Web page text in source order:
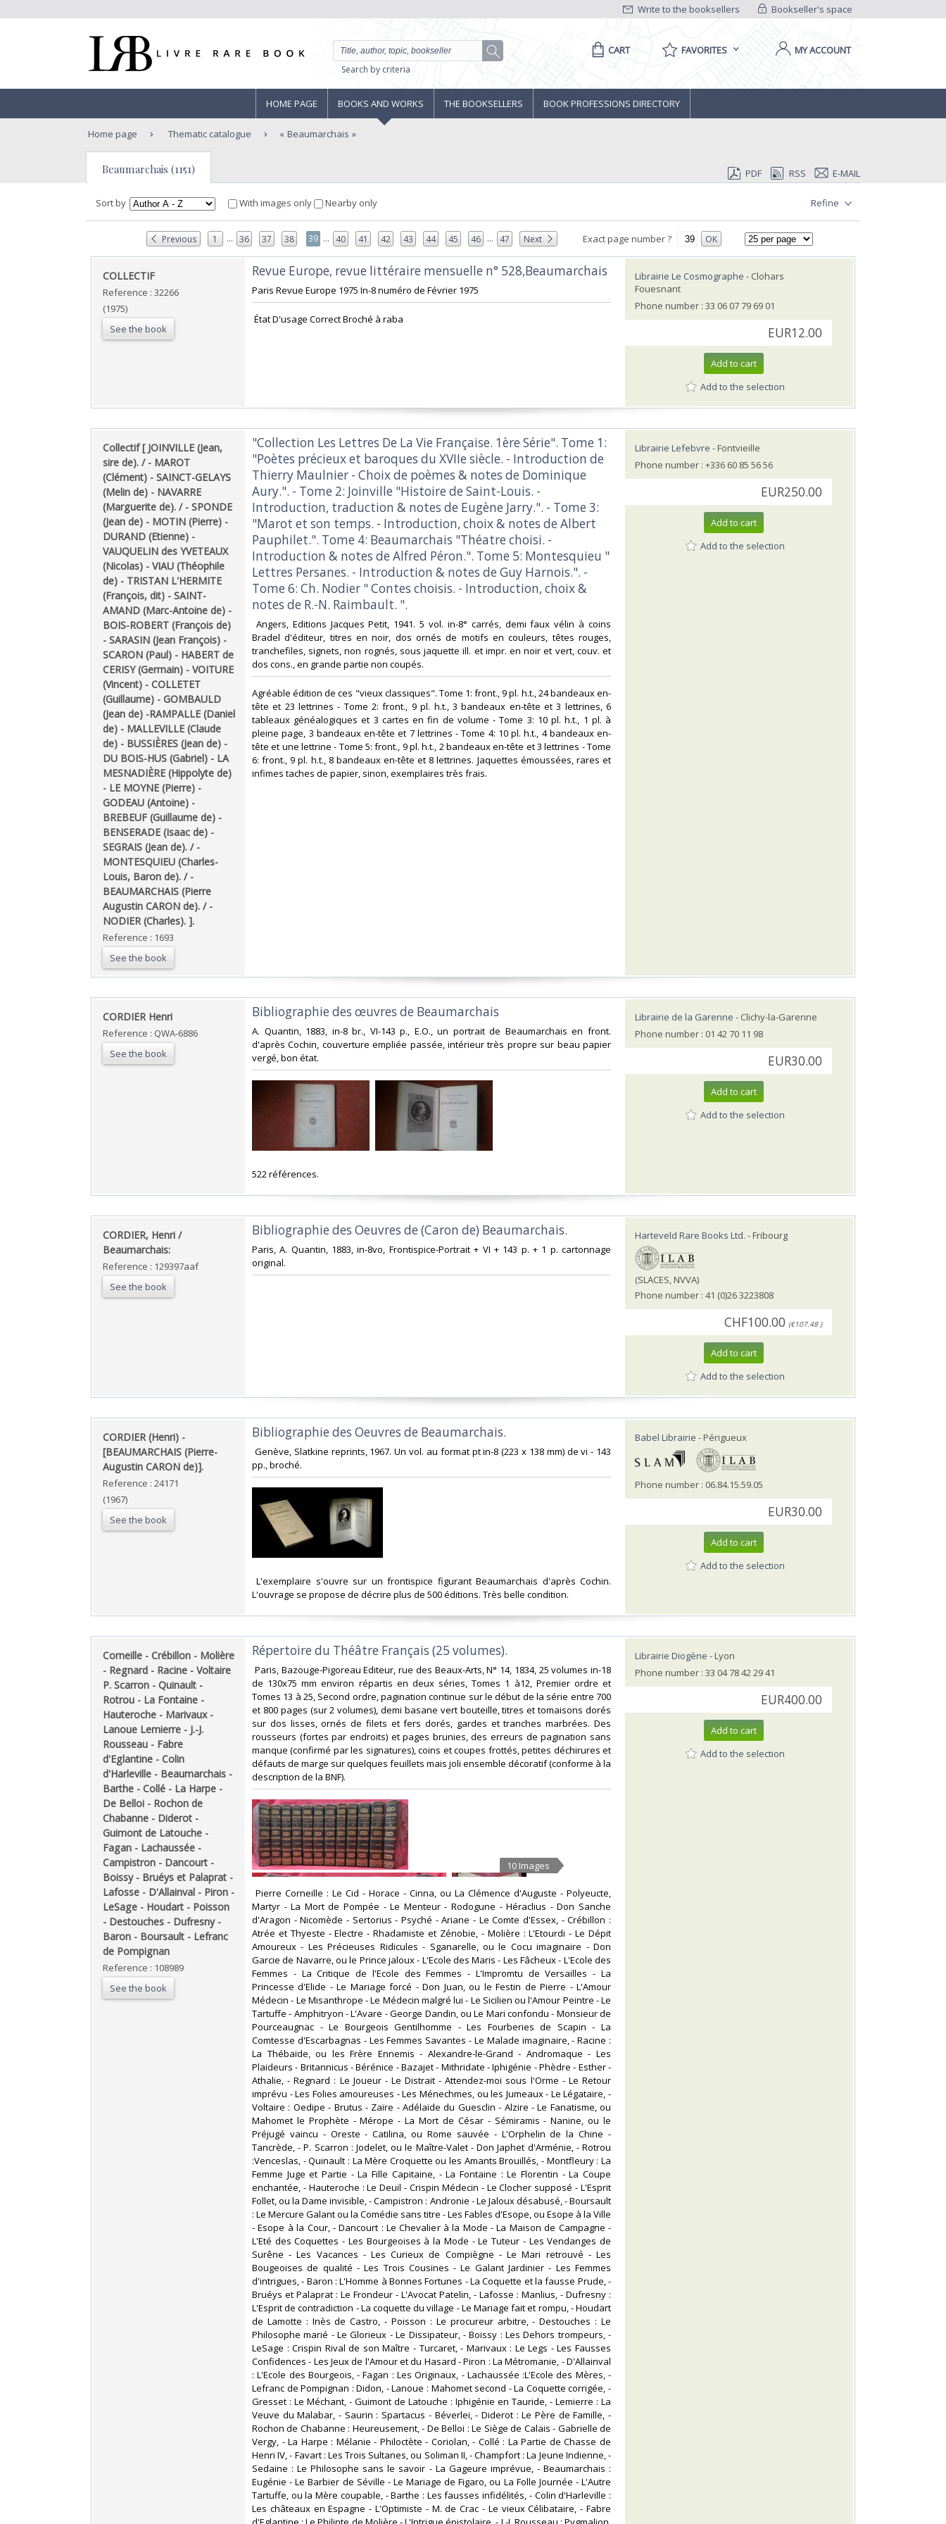
Bookseller's space
Write to the booksellers
Search by criteria
CART FAVORITES MY ACCOUNT
HOME PAGE BOOKS AND WORKS THE BOOKSELLERS BOOK PROFESSIONS DIRECTORY
Home page Thematic catalogue Beaumarchais
Beaumarchais (1151) PDF RSS E-MAIL
Sort by With images only Nearby only Refine
Previous 1 ... 36 37 38 39 ... 40 41 42 43 44 45 46 ... 47 Next Exact page number ? OK
‎COLLECTIF‎
Reference : 32266
(1975)
See the book
‎Revue Europe, revue littéraire mensuelle n° 528,Beaumarchais‎
‎Paris Revue Europe 1975 In-8 numéro de Février 1975‎
‎ État D'usage Correct Broché à raba‎
Librairie Le Cosmographe - Clohars
Fouesnant
Phone number : 33 06 07 79 69 01
EUR12.00
Add to cart
Add to the selection
‎Collectif [ JOINVILLE (Jean,
sire de). / - MAROT
(Clément) - SAINCT-GELAYS
(Melin de) - NAVARRE
(Marguerite de). / - SPONDE
(Jean de) - MOTIN (Pierre) -
DURAND (Etienne) -
VAUQUELIN des YVETEAUX
(Nicolas) - VIAU (Théophile
de) - TRISTAN L'HERMITE
(François, dit) - SAINT-
AMAND (Marc-Antoine de) -
BOIS-ROBERT (François de)
- SARASIN (Jean François) -
SCARON (Paul) - HABERT de
CERISY (Germain) - VOITURE
(Vincent) - COLLETET
(Guillaume) - GOMBAULD
(Jean de) -RAMPALLE (Daniel
de) - MALLEVILLE (Claude
de) - BUSSIÈRES (Jean de) -
DU BOIS-HUS (Gabriel) - LA
MESNADIÈRE (Hippolyte de)
- LE MOYNE (Pierre) -
GODEAU (Antoine) -
BREBEUF (Guillaume de) -
BENSERADE (Isaac de) -
SEGRAIS (Jean de). / -
MONTESQUIEU (Charles-
Louis, Baron de). / -
BEAUMARCHAIS (Pierre
Augustin CARON de). / -
NODIER (Charles). ]. ‎
Reference : 1693
See the book
‎"Collection Les Lettres De La Vie Française. 1ère Série". Tome 1:
"Poètes précieux et baroques du XVIIe siècle. - Introduction de
Thierry Maulnier - Choix de poèmes & notes de Dominique
Aury.". - Tome 2: Joinville "Histoire de Saint-Louis. -
Introduction, traduction & notes de Eugène Jarry.". - Tome 3:
"Marot et son temps. - Introduction, choix & notes de Albert
Pauphilet.". Tome 4: Beaumarchais "Théatre choisi. -
Introduction & notes de Alfred Péron.". Tome 5: Montesquieu "
Lettres Persanes. - Introduction & notes de Guy Harnois.". -
Tome 6: Ch. Nodier " Contes choisis. - Introduction, choix &
notes de R.-N. Raimbault. ". ‎
‎ Angers, Editions Jacques Petit, 1941. 5 vol. in-8° carrés, demi faux vélin à coins
Bradel d'éditeur, titres en noir, dos ornés de motifs en couleurs, têtes rouges,
tranchefiles, signets, non rognés, sous jaquette ill. et impr. en noir et vert, couv. et
dos cons., en grande partie non coupés. ‎
‎Agréable édition de ces "vieux classiques". Tome 1: front., 9 pl. h.t., 24 bandeaux en-
tête et 23 lettrines - Tome 2: front., 9 pl. h.t., 3 bandeaux en-tête et 3 lettrines, 6
tableaux généalogiques et 3 cartes en fin de volume - Tome 3: 10 pl. h.t., 1 pl. à
pleine page, 3 bandeaux en-tête et 7 lettrines - Tome 4: 10 pl. h.t., 4 bandeaux en-
tête et une lettrine - Tome 5: front., 9 pl. h.t., 2 bandeaux en-tête et 3 lettrines - Tome
6: front., 9 pl. h.t., 8 bandeaux en-tête et 8 lettrines. Jaquettes émoussées, rares et
infimes taches de papier, sinon, exemplaires très frais. ‎
Librairie Lefebvre - Fontvieille
Phone number : +336 60 85 56 56
EUR250.00
Add to cart
Add to the selection
‎CORDIER Henri ‎
Reference : QWA-6886
See the book
‎Bibliographie des œuvres de Beaumarchais ‎
‎A. Quantin, 1883, in-8 br., VI-143 p., E.O., un portrait de Beaumarchais en front.
d'après Cochin, couverture empliée passée, intérieur très propre sur beau papier
vergé, bon état. ‎
‎522 références. ‎
Librairie de la Garenne - Clichy-la-Garenne
Phone number : 01 42 70 11 98
EUR30.00
Add to cart
Add to the selection
‎CORDIER, Henri /
Beaumarchais:‎
Reference : 129397aaf
See the book
‎Bibliographie des Oeuvres de (Caron de) Beaumarchais.‎
‎Paris, A. Quantin, 1883, in-8vo, Frontispice-Portrait + VI + 143 p. + 1 p. cartonnage
original.‎
Harteveld Rare Books Ltd. - Fribourg
(SLACES, NVVA)
Phone number : 41 (0)26 3223808
CHF100.00 (€107.48 )
Add to cart
Add to the selection
‎CORDIER (Henri) -
[BEAUMARCHAIS (Pierre-
Augustin CARON de)].‎
Reference : 24171
(1967)
See the book
‎Bibliographie des Oeuvres de Beaumarchais.‎
‎ Genève, Slatkine reprints, 1967. Un vol. au format pt in-8 (223 x 138 mm) de vi - 143
pp., broché.‎
‎ L'exemplaire s'ouvre sur un frontispice figurant Beaumarchais d'après Cochin.
L'ouvrage se propose de décrire plus de 500 éditions. Très belle condition. ‎
Babel Librairie - Périgueux
Phone number : 06.84.15.59.05
EUR30.00
Add to cart
Add to the selection
‎Corneille - Crébillon - Molière
- Regnard - Racine - Voltaire
P. Scarron - Quinault -
Rotrou - La Fontaine -
Hauteroche - Marivaux -
Lanoue Lemierre - J.-J.
Rousseau - Fabre
d'Eglantine - Colin
d'Harleville - Beaumarchais -
Barthe - Collé - La Harpe -
De Belloi - Rochon de
Chabanne - Diderot -
Guimont de Latouche -
Fagan - Lachaussée -
Campistron - Dancourt -
Boissy - Bruéys et Palaprat -
Lafosse - D'Allainval - Piron -
LeSage - Houdart - Poisson
- Destouches - Dufresny -
Baron - Boursault - Lefranc
de Pompignan‎
Reference : 108989
See the book
‎Répertoire du Théâtre Français (25 volumes).‎
‎ Paris, Bazouge-Pigoreau Editeur, rue des Beaux-Arts, N° 14, 1834, 25 volumes in-18
de 130x75 mm environ répartis en deux séries, Tomes 1 à12, Premier ordre et
Tomes 13 à 25, Second ordre, pagination continue sur le début de la série entre 700
et 800 pages (sur 2 volumes), demi basane vert bouteille, titres et tomaisons dorés
sur dos lisses, ornés de filets et fers dorés, gardes et tranches marbrées. Des
rousseurs (fortes par endroits) et pages brunies, des erreurs de pagination sans
manque (confirmé par les signatures), coins et coupes frottés, petites déchirures et
défauts de marge sur quelques feuillets mais joli ensemble décoratif (conforme à la
description de la BNF).‎
10 Images
‎ Pierre Corneille : Le Cid - Horace - Cinna, ou La Clémence d'Auguste - Polyeucte,
Martyr - La Mort de Pompée - Le Menteur - Rodogune - Héraclius - Don Sanche
d'Aragon - Nicomède - Sertorius - Psyché - Ariane - Le Comte d'Essex, - Crébillon :
Atrée et Thyeste - Electre - Rhadamiste et Zénobie, - Molière : L'Etourdi - Le Dépit
Amoureux - Les Précieuses Ridicules - Sganarelle, ou le Cocu imaginaire - Don
Garcie de Navarre, ou le Prince jaloux - L'Ecole des Maris - Les Fâcheux - L'Ecole des
Femmes - La Critique de l'Ecole des Femmes - L'Impromtu de Versailles - La
Princesse d'Elide - Le Mariage forcé - Don Juan, ou le Festin de Pierre - L'Amour
Médecin - Le Misanthrope - Le Médecin malgré lui - Le Sicilien ou l'Amour Peintre - Le
Tartuffe - Amphitryon - L'Avare - George Dandin, ou Le Mari confondu - Monsieur de
Pourceaugnac - Le Bourgeois Gentilhomme - Les Fourberies de Scapin - La
Comtesse d'Escarbagnas - Les Femmes Savantes - Le Malade imaginaire, - Racine :
La Thébaïde, ou les Frère Ennemis - Alexandre-le-Grand - Andromaque - Les
Plaideurs - Britannicus - Bérénice - Bazajet - Mithridate - Iphigénie - Phèdre - Esther -
Athalie, - Regnard : Le Joueur - Le Distrait - Attendez-moi sous l'Orme - Le Retour
imprévu - Les Folies amoureuses - Les Ménechmes, ou les Jumeaux - Le Légataire, -
Voltaire : Oedipe - Brutus - Zaïre - Adélaïde du Guesclin - Alzire - Le Fanatisme, ou
Mahomet le Prophète - Mérope - La Mort de César - Sémiramis - Nanine, ou le
Préjugé vaincu - Oreste - Catilina, ou Rome sauvée - L'Orphelin de la Chine -
Tancrède, - P. Scarron : Jodelet, ou le Maître-Valet - Don Japhet d'Arménie, - Rotrou
:Venceslas, - Quinault : La Mère Croquette ou les Amants Brouillés, - Montfleury : La
Femme Juge et Partie - La Fille Capitaine, - La Fontaine : Le Florentin - La Coupe
enchantée, - Hauteroche : Le Deuil - Crispin Médecin - Le Clocher supposé - L'Esprit
Follet, ou la Dame invisible, - Campistron : Andronie - Le Jaloux désabusé, - Boursault
: Le Mercure Galant ou la Comédie sans titre - Les Fables d'Esope, ou Esope à la Ville
- Esope à la Cour, - Dancourt : Le Chevalier à la Mode - La Maison de Campagne -
L'Eté des Coquettes - Les Bourgeoises à la Mode - Le Tuteur - Les Vendanges de
Surêne - Les Vacances - Les Curieux de Compiègne - Le Mari retrouvé - Les
Bougeoises de qualité - Les Trois Cousines - Le Galant Jardinier - Les Femmes
d'intrigues, - Baron : L'Homme à Bonnes Fortunes - La Coquette et la fausse Prude, -
Bruéys et Palaprat : Le Frondeur - L'Avocat Patelin, - Lafosse : Manlius, - Dufresny :
L'Esprit de contradiction - La coquette du village - Le Mariage fait et rompu, - Houdart
de Lamotte : Inès de Castro, - Poisson : Le procureur arbitre, - Destouches : Le
Philosophe marié - Le Glorieux - Le Dissipateur, - Boissy : Les Dehors trompeurs, -
LeSage : Crispin Rival de son Maître - Turcaret, - Marivaux : Le Legs - Les Fausses
Confidences - Les Jeux de l'Amour et du Hasard - Piron : La Métromanie, - D'Allainval
: L'Ecole des Bourgeois, - Fagan : Les Originaux, - Lachaussée :L'Ecole des Mères, -
Lefranc de Pompignan : Didon, - Lanoue : Mahomet second - La Coquette corrigée, -
Gresset : Le Méchant, - Guimont de Latouche : Iphigénie en Tauride, - Lemierre : La
Veuve du Malabar, - Saurin : Spartacus - Béverlei, - Diderot : Le Père de Famille, -
Rochon de Chabanne : Heureusement, - De Belloi : Le Siège de Calais - Gabrielle de
Vergy, - La Harpe : Mélanie - Philoctète - Coriolan, - Collé : La Partie de Chasse de
Henri IV, - Favart : Les Trois Sultanes, ou Soliman II, - Champfort : La Jeune Indienne, -
Sedaine : Le Philosophe sans le savoir - La Gageure imprévue, - Beaumarchais :
Eugénie - Le Barbier de Séville - Le Mariage de Figaro, ou La Folle Journée - L'Autre
Tartuffe, ou la Mère coupable, - Barthe : Les fausses infidélités, - Colin d'Harleville :
Les châteaux en Espagne - L'Optimiste - M. de Crac - Le vieux Célibataire, - Fabre
Librairie Diogène - Lyon
Phone number : 33 04 78 42 29 41
EUR400.00
Add to cart
Add to the selection